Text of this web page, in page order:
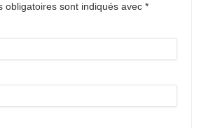
obligatoires sont indiqués avec *